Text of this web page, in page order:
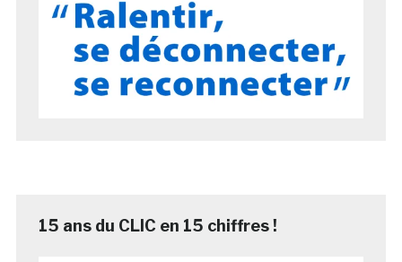
15 ans du CLIC en 15 chiffres !